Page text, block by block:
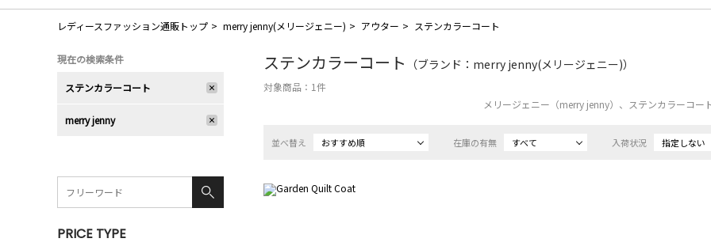
レディースファッション通販トップ merry jenny(メリージェニー) アウター ステンカラーコート
ステンカラーコート （ブランド：merry jenny(メリージェニー)）
対象商品： 1件
メリージェニー（merry jenny）、ステンカラーコー
並べ替え おすすめ順 在庫の有無 すべて 入荷状況 指定しない
現在の検索条件
ステンカラーコート
merry jenny
PRICE TYPE